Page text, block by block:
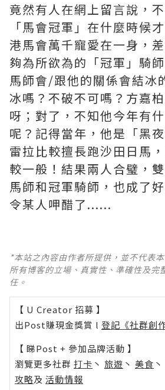
竟然有人在網上留言說，
「馬會冠軍」在什麼時候
港馬會萬千寵愛在一身，
夠為所欲為的「冠軍」騎
馬師會/跟他的關係會結冰
冰嗎？不破不可嗎？方嘉
呀；對了，不知他今年有
呢？記得當年，他是「黑
雷拉比較擅長跑沙田日馬
較一般！結果兩人合璧，
馬師和冠軍騎師，也成了
令某人呷醋了......
*本站之內容由作者所提供，並不代表
所有博客的立場、真實性、準確性及完
任。
【 U Creator 招募 】
出Post賺現金獎賞 l 登記《社群創
【 睇Post + 參加品牌活動 】
瀏覽更多社群 打卡 丶 旅遊 丶 美食 丶
攻略及 活動情報